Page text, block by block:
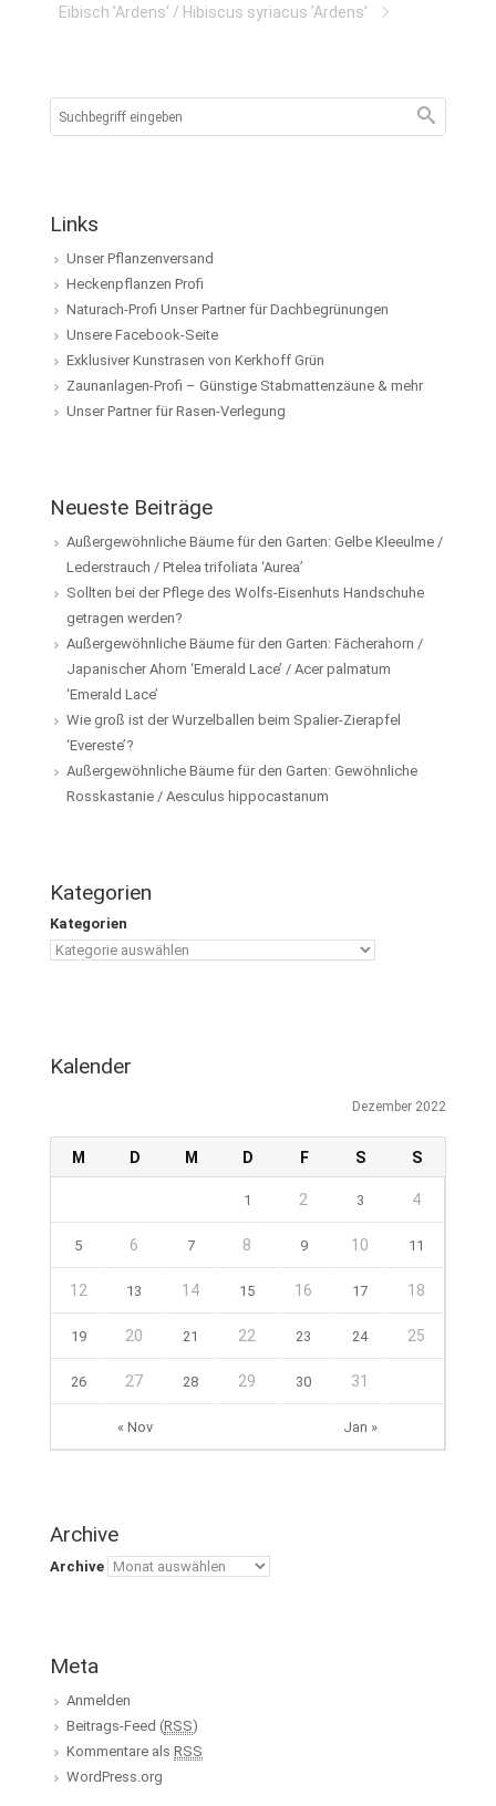
Eibisch ’Ardens‘ / Hibiscus syriacus ’Ardens‘
Links
Unser Pflanzenversand
Heckenpflanzen Profi
Naturach-Profi Unser Partner für Dachbegrünungen
Unsere Facebook-Seite
Exklusiver Kunstrasen von Kerkhoff Grün
Zaunanlagen-Profi – Günstige Stabmattenzäune & mehr
Unser Partner für Rasen-Verlegung
Neueste Beiträge
Außergewöhnliche Bäume für den Garten: Gelbe Kleeulme /
Lederstrauch / Ptelea trifoliata ‘Aurea’
Sollten bei der Pflege des Wolfs-Eisenhuts Handschuhe
getragen werden?
Außergewöhnliche Bäume für den Garten: Fächerahorn /
Japanischer Ahorn ‘Emerald Lace’ / Acer palmatum
‘Emerald Lace’
Wie groß ist der Wurzelballen beim Spalier-Zierapfel
‘Evereste’?
Außergewöhnliche Bäume für den Garten: Gewöhnliche
Rosskastanie / Aesculus hippocastanum
Kategorien
Kategorien
Kalender
Dezember 2022
M D M D F S S
« Nov Jan »
1 2 3 4
5 6 7 8 9 10 11
12 13 14 15 16 17 18
19 20 21 22 23 24 25
26 27 28 29 30 31
Archive
Archive
Meta
Anmelden
Beitrags-Feed (RSS)
Kommentare als RSS
WordPress.org